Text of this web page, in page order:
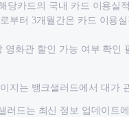
당카드의 국내 카드 이용실
부터 3개월간은 카드 이용
영화관 할인 가능 여부 확인
지는 뱅크샐러드에서 대가
러드는 최신 정보 업데이트